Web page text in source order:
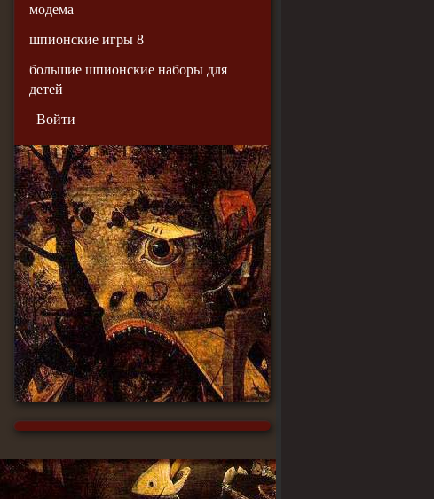
модема
шпионские игры 8
большие шпионские наборы для
детей
Войти